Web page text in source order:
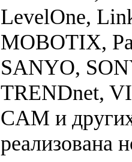
LevelOne,
MOBOTIX,
SANYO,
TRENDnet,
CAM и
реализована